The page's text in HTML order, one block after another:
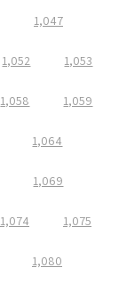
1,047
1,052 1,053
1,058 1,059
1,064
1,069
1,074 1,075
1,080